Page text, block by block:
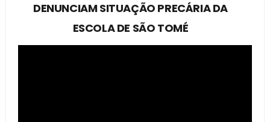
DENUNCIAM SITUAÇÃO PRECÁRIA DA
ESCOLA DE SÃO TOMÉ